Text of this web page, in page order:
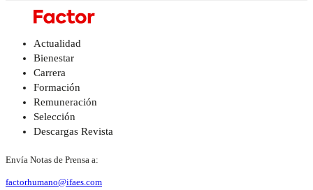
Actualidad
Bienestar
Carrera
Formación
Remuneración
Selección
Descargas Revista
Envía Notas de Prensa a:
factorhumano@ifaes.com